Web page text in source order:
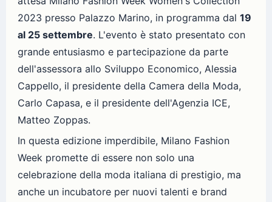
2023 presso Palazzo Marino, in programma dal 19
al 25 settembre. L'evento è stato presentato con
grande entusiasmo e partecipazione da parte
dell'assessora allo Sviluppo Economico, Alessia
Cappello, il presidente della Camera della Moda,
Carlo Capasa, e il presidente dell'Agenzia ICE,
Matteo Zoppas.
In questa edizione imperdibile, Milano Fashion
Week promette di essere non solo una
celebrazione della moda italiana di prestigio, ma
anche un incubatore per nuovi talenti e brand